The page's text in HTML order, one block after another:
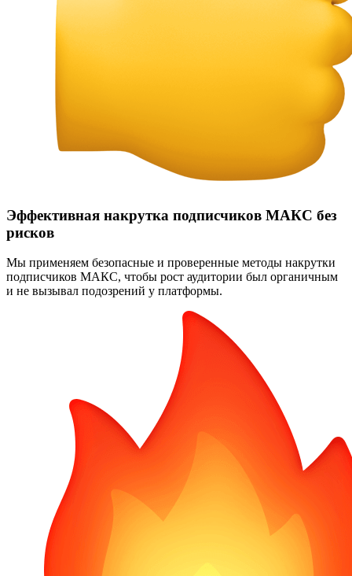
Эффективная накрутка подписчиков МАКС без
рисков
Мы применяем безопасные и проверенные методы накрутки
подписчиков МАКС, чтобы рост аудитории был органичным
и не вызывал подозрений у платформы.